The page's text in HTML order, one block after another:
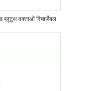
ब्लूटूथ वक्ताओं रिचार्जेबल